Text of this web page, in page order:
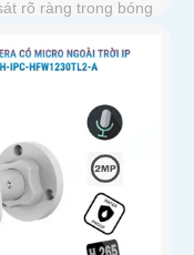
rõ ràng trong bóng